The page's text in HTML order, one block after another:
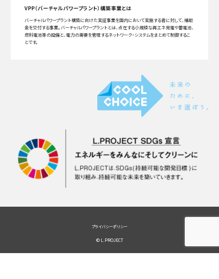
VPP（バーチャルパワープラント）構築事業とは
バーチャルパワープラント構築に向けた実証事業を国内において実施する者に対して、補助
金を交付する事業。バーチャルパワープラントとは、点在する小規模な再エネ発電や蓄電池、
燃料電池等の設備と、電力の需要を管理するネットワーク・システムをまとめて制御するこ
とです。
プライバシーポリシー
© L.PROJECT